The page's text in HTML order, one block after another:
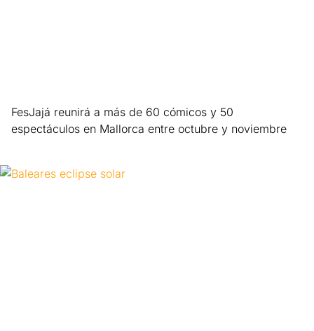
FesJajá reunirá a más de 60 cómicos y 50
espectáculos en Mallorca entre octubre y noviembre